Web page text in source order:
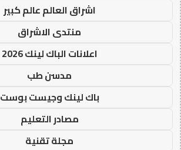
اشراق العالم عالم كبير
منتدى الاشراق
اعلانات الباك لينك 2026
مدسن طب
باك لينك وجيست بوست
مصادر التعليم
مجلة تقنية